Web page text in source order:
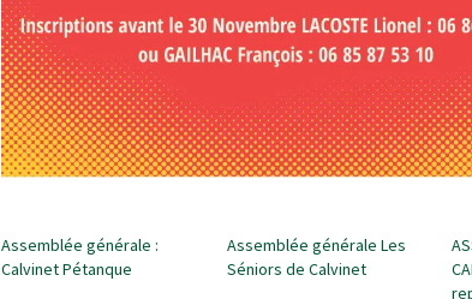
Assemblée générale :
Calvinet Pétanque
Assemblée générale Les
Séniors de Calvinet